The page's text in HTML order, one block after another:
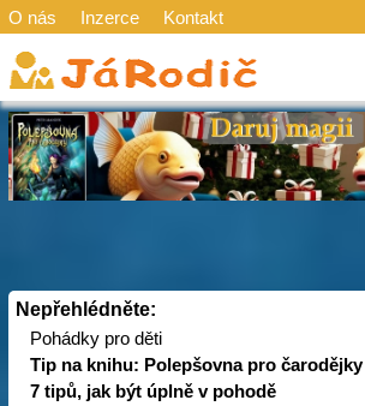
O nás Inzerce Kontakt
Nepřehlédněte:
Pohádky pro děti
Tip na knihu: Polepšovna pro čarodějky
7 tipů, jak být úplně v pohodě